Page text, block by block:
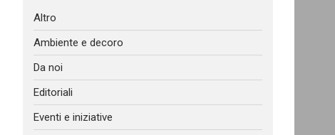
Altro
Ambiente e decoro
Da noi
Editoriali
Eventi e iniziative